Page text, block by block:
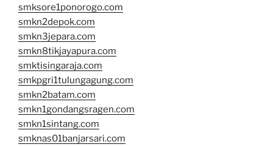
smksore1ponorogo.com
smkn2depok.com
smkn3jepara.com
smkn8tikjayapura.com
smktisingaraja.com
smkpgri1tulungagung.com
smkn2batam.com
smkn1gondangsragen.com
smkn1sintang.com
smknas01banjarsari.com